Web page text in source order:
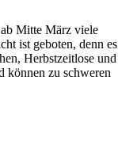
Mitte März viele
ist geboten, denn es
Herbstzeitlose und
können zu schweren